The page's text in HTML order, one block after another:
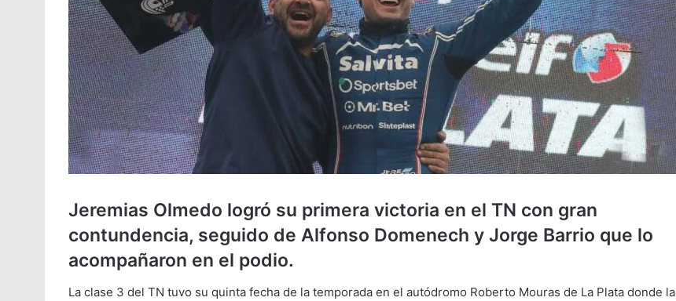
Jeremias Olmedo logró su primera victoria en el TN con gran
contundencia, seguido de Alfonso Domenech y Jorge Barrio que lo
acompañaron en el podio.
La clase 3 del TN tuvo su quinta fecha de la temporada en el autódromo Roberto Mouras de La Plata donde la